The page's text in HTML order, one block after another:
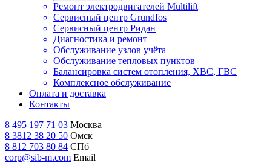
Ремонт электродвигателей Multilift
Сервисный центр Grundfos
Сервисный центр Ридан
Диагностика и ремонт
Обслуживание узлов учёта
Обслуживание тепловых пунктов
Балансировка систем отопления, ХВС, ГВС
Комплексное обслуживание
Оплата и доставка
Контакты
8 495 197 71 03 Москва
8 3812 38 20 50 Омск
8 812 703 80 84 СПб
corp@sib-m.com Email